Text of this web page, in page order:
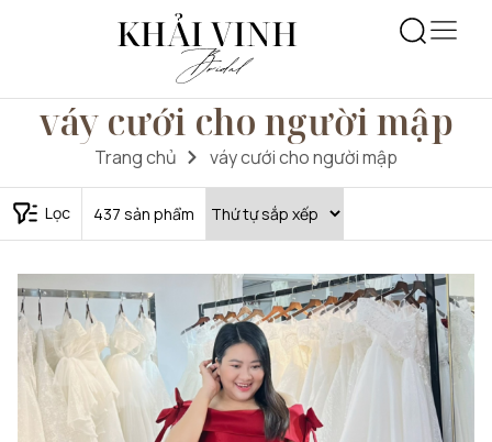
váy cưới cho người mập
Trang chủ váy cưới cho người mập
Lọc 437 sản phẩm